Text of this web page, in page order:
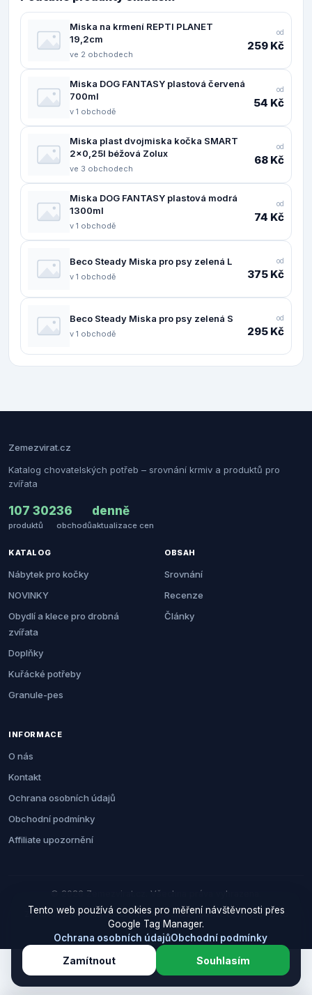
Miska na krmení REPTI PLANET
19,2cm
ve 2 obchodech
od
259 Kč
Miska DOG FANTASY plastová červená
700ml
v 1 obchodě
od
54 Kč
Miska plast dvojmiska kočka SMART
2x0,25l béžová Zolux
ve 3 obchodech
od
68 Kč
Miska DOG FANTASY plastová modrá
1300ml
v 1 obchodě
od
74 Kč
Beco Steady Miska pro psy zelená L
v 1 obchodě
od
375 Kč
Beco Steady Miska pro psy zelená S
v 1 obchodě
od
295 Kč
Zemezvirat.cz
Katalog chovatelských potřeb – srovnání krmiv a produktů pro
zvířata
107 302
produktů
36
obchodů
denně
aktualizace cen
KATALOG
Nábytek pro kočky
NOVINKY
Obydlí a klece pro drobná
zvířata
Doplňky
Kuřácké potřeby
Granule-pes
OBSAH
Srovnání
Recenze
Články
INFORMACE
O nás
Kontakt
Ochrana osobních údajů
Obchodní podmínky
Affiliate upozornění
© 2026 Zemezvirat.cz. Všechna práva vyhrazena.
Za nákup přes naše odkazy můžeme získat provizi. Cenu pro vás to
neovlivní.
Tento web používá cookies pro měření návštěvnosti přes
Google Tag Manager.
Ochrana osobních údajůObchodní podmínky
Zamítnout Souhlasím